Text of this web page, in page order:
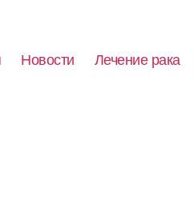
Новости Лечение рака